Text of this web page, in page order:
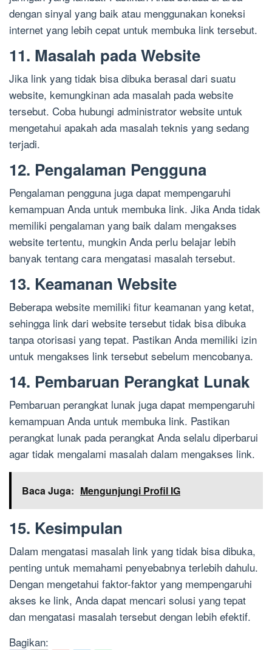
dengan sinyal yang baik atau menggunakan koneksi
internet yang lebih cepat untuk membuka link tersebut.
11. Masalah pada Website
Jika link yang tidak bisa dibuka berasal dari suatu
website, kemungkinan ada masalah pada website
tersebut. Coba hubungi administrator website untuk
mengetahui apakah ada masalah teknis yang sedang
terjadi.
12. Pengalaman Pengguna
Pengalaman pengguna juga dapat mempengaruhi
kemampuan Anda untuk membuka link. Jika Anda tidak
memiliki pengalaman yang baik dalam mengakses
website tertentu, mungkin Anda perlu belajar lebih
banyak tentang cara mengatasi masalah tersebut.
13. Keamanan Website
Beberapa website memiliki fitur keamanan yang ketat,
sehingga link dari website tersebut tidak bisa dibuka
tanpa otorisasi yang tepat. Pastikan Anda memiliki izin
untuk mengakses link tersebut sebelum mencobanya.
14. Pembaruan Perangkat Lunak
Pembaruan perangkat lunak juga dapat mempengaruhi
kemampuan Anda untuk membuka link. Pastikan
perangkat lunak pada perangkat Anda selalu diperbarui
agar tidak mengalami masalah dalam mengakses link.
Baca Juga: Mengunjungi Profil IG
15. Kesimpulan
Dalam mengatasi masalah link yang tidak bisa dibuka,
penting untuk memahami penyebabnya terlebih dahulu.
Dengan mengetahui faktor-faktor yang mempengaruhi
akses ke link, Anda dapat mencari solusi yang tepat
dan mengatasi masalah tersebut dengan lebih efektif.
Bagikan: